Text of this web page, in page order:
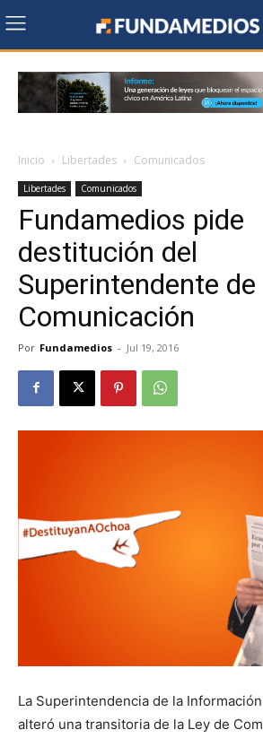
Inicio Libertades Comunicados
Libertades Comunicados
Fundamedios pide
destitución del
Superintendente de
Comunicación
Por Fundamedios - Jul 19, 2016
La Superintendencia de la
alteró una transitoria de la Ley de